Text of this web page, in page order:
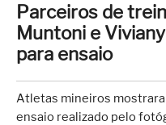
Início
Notícias
do
Brasil
Parceiros de
Muntoni e
para ensaio
Atletas mineiros
ensaio realizado pelo